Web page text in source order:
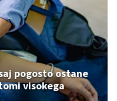
pogosto ostane
visokega